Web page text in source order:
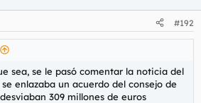
#192
sea, se le pasó comentar la noticia del
enlazaba un acuerdo del consejo de
309 millones de euros